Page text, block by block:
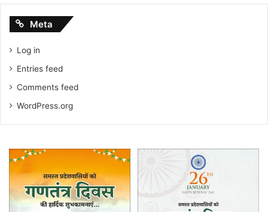
Meta
Log in
Entries feed
Comments feed
WordPress.org